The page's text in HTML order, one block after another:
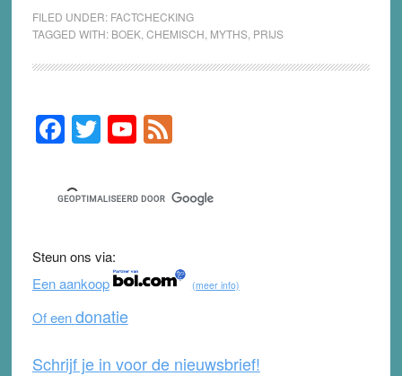
FILED UNDER: FACTCHECKING
TAGGED WITH: BOEK, CHEMISCH MYTHS, PRIJS
Primary
Sidebar
F
a
c
e
b
o
o
k
T
wi
tt
er
Y
o
u
T
b
e
F
e
d
Steun ons via:
Een aankoop
(meer info)
Of eendonatie
Schrijf je in voor de nieuwsbrief!